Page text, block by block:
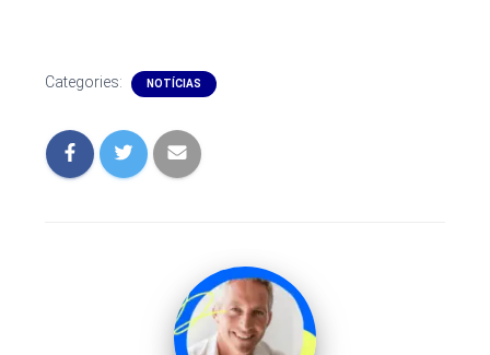
Categories: NOTÍCIAS